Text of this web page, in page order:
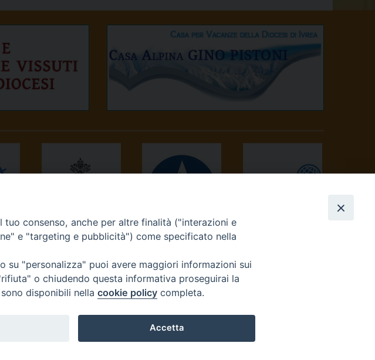
OSSERVATORE
ROMANO
AVVENIRE
Fax 0125.40296 segreteriacuria@diocesivrea.it
consenso, anche per altre finalità ("interazioni e
e "targeting e pubblicità") come specificato nella
"personalizza" puoi avere maggiori informazioni sui
o chiudendo questa informativa proseguirai la
disponibili nella cookie policy completa.
Accetta